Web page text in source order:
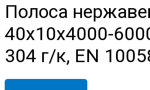
Полоса
40х10х4000-
304 г/к, EN